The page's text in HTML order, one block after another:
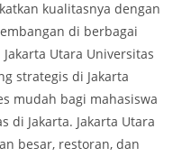
kualitasnya dengan
di berbagai
Utara Universitas
strategis di Jakarta
mudah bagi mahasiswa
di Jakarta. Jakarta Utara
besar, restoran, dan